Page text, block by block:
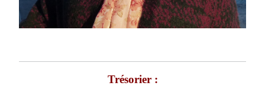
Trésorier :